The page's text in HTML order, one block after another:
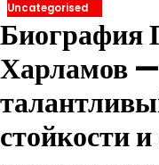
Uncategorised
Биография
Харламов —
стойкости